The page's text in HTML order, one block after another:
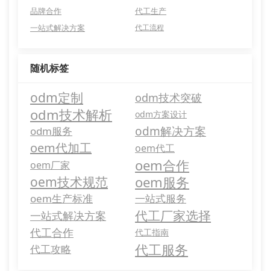
品牌合作
代工生产
一站式解决方案
代工流程
随机标签
odm定制 odm技术突破
odm技术解析 odm方案设计
odm服务 odm解决方案
oem代加工
oem代工
oem厂家
oem合作
oem技术规范 oem服务
oem生产标准 一站式服务
一站式解决方案 代工厂家选择
代工合作 代工指南
代工攻略 代工服务